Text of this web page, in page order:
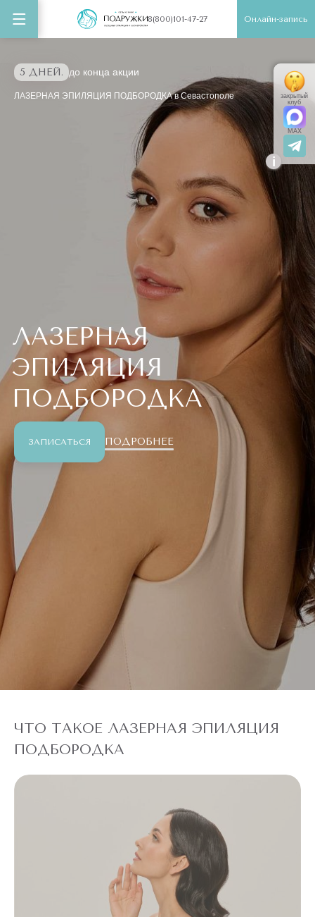
8(800)101-47-27 Онлайн-запись
5 ДНЕЙ. до конца акции
ЛАЗЕРНАЯ ЭПИЛЯЦИЯ ПОДБОРОДКА в Севастополе
ЛАЗЕРНАЯ
ЭПИЛЯЦИЯ
ПОДБОРОДКА
ЗАПИСАТЬСЯ ПОДРОБНЕЕ
ЧТО ТАКОЕ ЛАЗЕРНАЯ ЭПИЛЯЦИЯ
ПОДБОРОДКА
i
закрытый
клуб
MAX